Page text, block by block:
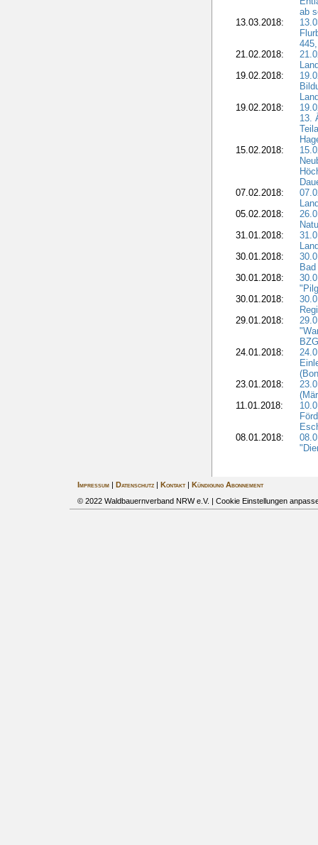
ab
13.03.2018:
21.02.2018:
19.02.2018:
19.02.2018:
13.
15.02.2018:
07.02.2018:
05.02.2018:
31.01.2018:
30.01.2018:
30.01.2018:
30.01.2018:
29.01.2018:
24.01.2018:
23.01.2018:
11.01.2018:
08.01.2018:
Impressum| Datenschutz| Kontakt|
Kündigung Abonnement
© 2022 Waldbauernverband NRW e.V. | Cookie Einstellungen